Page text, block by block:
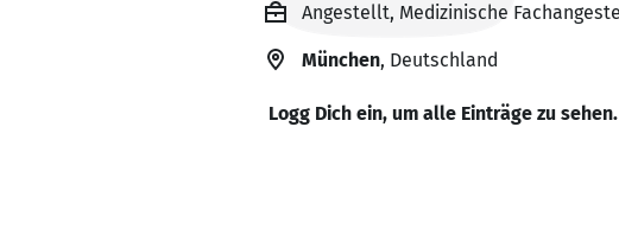
Angestellt, Medizinische
München, Deutschland
Logg Dich ein, um alle Einträge zu sehen.